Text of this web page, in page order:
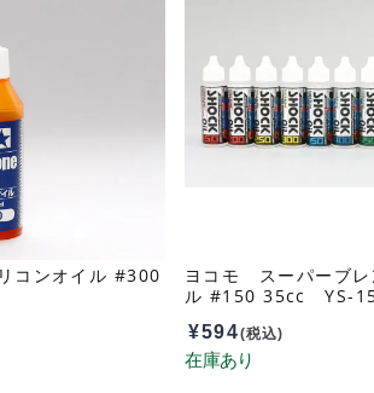
コンオイル #300
ヨコモ スーパーブレ
ル #150 35cc YS-
¥594(税込)